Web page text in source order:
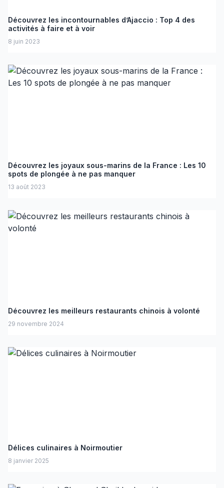
Découvrez les incontournables d’Ajaccio : Top 4 des
activités à faire et à voir
8 juin 2023
Découvrez les joyaux sous-marins de la France : Les 10
spots de plongée à ne pas manquer
13 août 2023
Découvrez les meilleurs restaurants chinois à volonté
29 novembre 2024
Délices culinaires à Noirmoutier
8 janvier 2025